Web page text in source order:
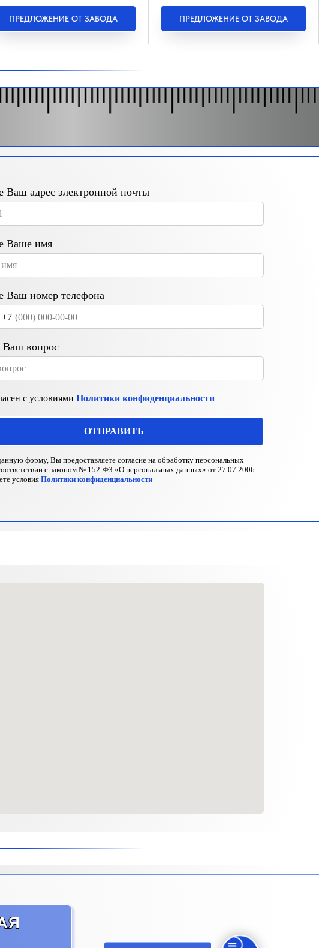
ПРЕДЛОЖЕНИЕ ОТ ЗАВОДА ПРЕДЛОЖЕНИЕ ОТ ЗАВОДА
Ваш адрес электронной почты
Ваше имя
Ваш номер телефона
+7
Ваш вопрос
с условиями Политики конфиденциальности
ОТПРАВИТЬ
форму, Вы предоставляете согласие на обработку персональных
с законом № 152-ФЗ «О персональных данных» от 27.07.2006
условия Политики конфиденциальности